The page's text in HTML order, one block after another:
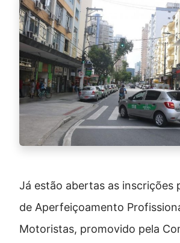
Já estão abertas as inscrições
de Aperfeiçoamento
Motoristas, promovido pela